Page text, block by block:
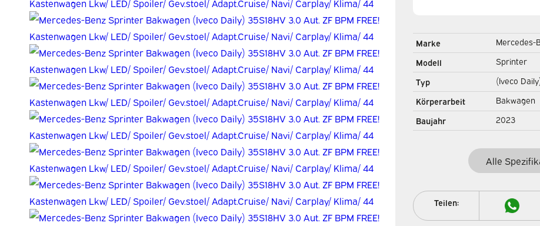
Marke
Mercedes-
Modell
Sprinter
Typ
(Iveco
3.0 Aut. ZF
Körperarbeit
Bakwagen
Baujahr
2023
Alle
Teilen: